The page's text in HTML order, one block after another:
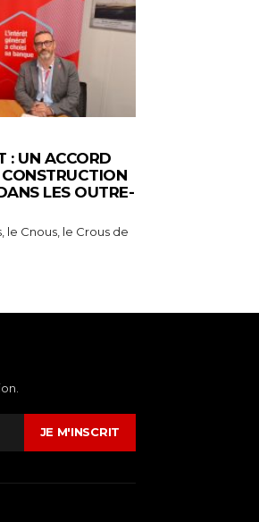
: UN ACCORD
LES OUTRE-
le Cnous, le Crous de
JE M'INSCRIT